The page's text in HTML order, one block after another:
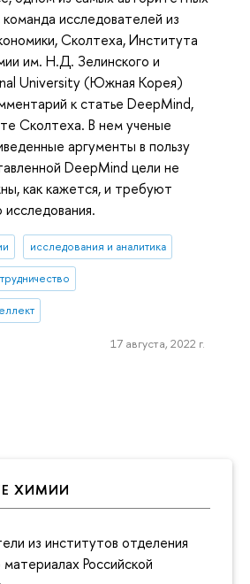
ХИМИИ
из институтов отделения
Российской
исследователей из
Сколтеха, Института
им. Н.Д. Зелинского и
University (Южная Корея)
к статье DeepMind,
Сколтеха. В нем ученые
аргументы в пользу
DeepMind цели не
как кажется, и требуют
исследования и аналитика
17 августа, 2022 г.